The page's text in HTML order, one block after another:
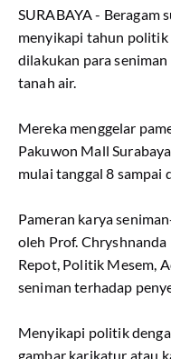
SURABAYA - Beragam
menyikapi tahun politik
dilakukan para
tanah air.
Mereka menggelar
Pakuwon Mall
mulai tanggal 8 sampai
Pameran karya
oleh Prof.
Repot, Politik Mesem,
seniman terhadap
Menyikapi politik
gambar karikatur atau